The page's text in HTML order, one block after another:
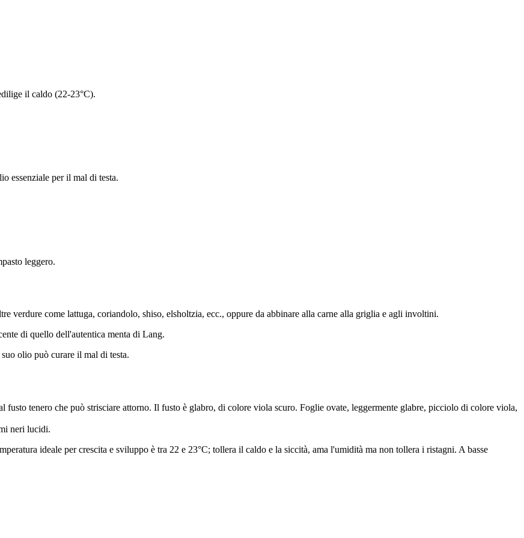
il caldo (22-23°C).
essenziale per il mal di testa.
leggero.
verdure come lattuga, coriandolo, shiso, elsholtzia, ecc., oppure da abbinare alla carne alla griglia e agli involtini.
di quello dell'autentica menta di Lang.
olio può curare il mal di testa.
fusto tenero che può strisciare attorno. Il fusto è glabro, di colore viola scuro. Foglie ovate, leggermente glabre, picciolo di colore viola,
neri lucidi.
ideale per crescita e sviluppo è tra 22 e 23°C; tollera il caldo e la siccità, ama l'umidità ma non tollera i ristagni. A basse